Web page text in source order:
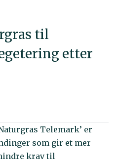
til
etter
Telemark’ er
som gir et mer
krav til